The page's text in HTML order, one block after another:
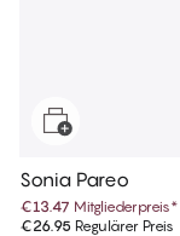
Sonia Pareo
€13.47 Mitgliederpreis*
€26.95 Regulärer Preis